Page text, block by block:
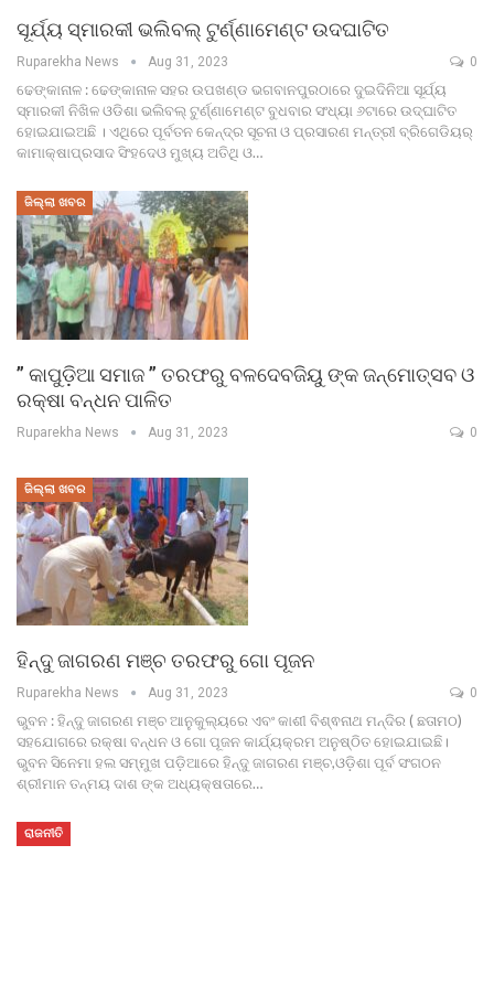
ସୂର୍ଯ୍ୟ ସ୍ମାରକୀ ଭଲିବଲ୍ ଟୁର୍ଣ୍ଣାମେଣ୍ଟ ଉଦଘାଟିତ
Ruparekha News Aug 31, 2023 0
ଢେଙ୍କାନାଳ : ଢେଙ୍କାନାଳ ସହର ଉପଖଣ୍ଡ ଭଗବାନପୁରଠାରେ ଦୁଇଦିନିଆ ସୂର୍ଯ୍ୟ
ସ୍ମାରକୀ ନିଖିଳ ଓଡିଶା ଭଲିବଲ୍ ଟୁର୍ଣ୍ଣାମେଣ୍ଟ ବୁଧବାର ସଂଧ୍ୟା ୬ଟାରେ ଉଦ୍ଘାଟିତ
ହୋଇଯାଇଅଛି । ଏଥିରେ ପୂର୍ବତନ କେନ୍ଦ୍ର ସୂଚନା ଓ ପ୍ରସାରଣ ମନ୍ତ୍ରୀ ବ୍ରିଗେଡିୟର୍
କାମାକ୍ଷାପ୍ରସାଦ ସିଂହଦେଓ ମୁଖ୍ୟ ଅତିଥି ଓ…
ଜିଲ୍ଲା ଖବର
” କାପୁଡ଼ିଆ ସମାଜ ” ତରଫରୁ ବଳଦେବଜିୟୁ ଙ୍କ ଜନ୍ମୋତ୍ସବ ଓ
ରକ୍ଷା ବନ୍ଧନ ପାଳିତ
Ruparekha News Aug 31, 2023 0
ଜିଲ୍ଲା ଖବର
ହିନ୍ଦୁ ଜାଗରଣ ମଞ୍ଚ ତରଫରୁ ଗୋ ପୂଜନ
Ruparekha News Aug 31, 2023 0
ଭୁବନ : ହିନ୍ଦୁ ଜାଗରଣ ମଞ୍ଚ ଆନୁକୁଲ୍ୟରେ ଏବଂ କାଶୀ ବିଶ୍ଵନାଥ ମନ୍ଦିର ( ଛତାମଠ)
ସହଯୋଗରେ ରକ୍ଷା ବନ୍ଧନ ଓ ଗୋ ପୂଜନ କାର୍ଯ୍ୟକ୍ରମ ଅନୁଷ୍ଠିତ ହୋଇଯାଇଛି।
ଭୁବନ ସିନେମା ହଲ ସମ୍ମୁଖ ପଡ଼ିଆରେ ହିନ୍ଦୁ ଜାଗରଣ ମଞ୍ଚ,ଓଡ଼ିଶା ପୂର୍ବ ସଂଗଠନ
ଶ୍ରୀମାନ ତନ୍ମୟ ଦାଶ ଙ୍କ ଅଧ୍ୟକ୍ଷତାରେ…
ରାଜନୀତି